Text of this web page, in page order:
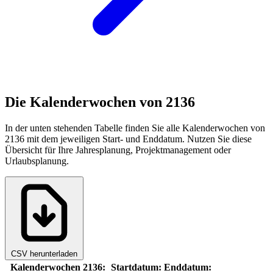
Die Kalenderwochen von 2136
In der unten stehenden Tabelle finden Sie alle Kalenderwochen von
2136 mit dem jeweiligen Start- und Enddatum. Nutzen Sie diese
Übersicht für Ihre Jahresplanung, Projektmanagement oder
Urlaubsplanung.
CSV herunterladen
Kalenderwochen 2136: Startdatum: Enddatum: